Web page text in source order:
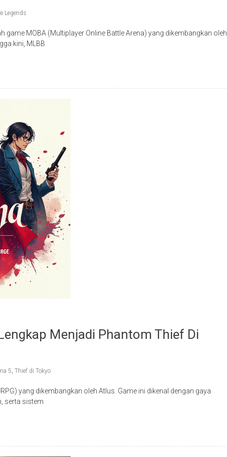
Legends
game MOBA (Multiplayer Online Battle Arena) yang dikembangkan oleh
kini, MLBB
Menjadi Phantom Thief Di
5, Thief di Tokyo
yang dikembangkan oleh Atlus. Game ini dikenal dengan gaya
serta sistem